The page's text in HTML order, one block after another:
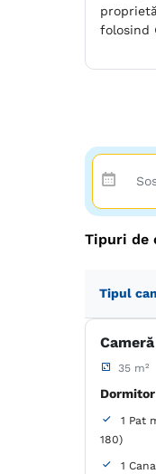
folosind
Tipuri de
Tipul
35 m²
Dormitor
1 Pat
180)
1